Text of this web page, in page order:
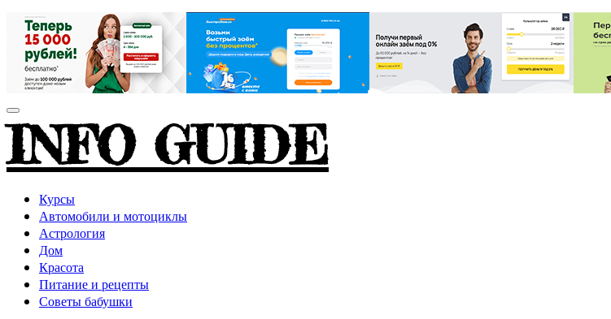
INFO GUIDE
Курсы
Автомобили и мотоциклы
Астрология
Дом
Красота
Питание и рецепты
Советы бабушки